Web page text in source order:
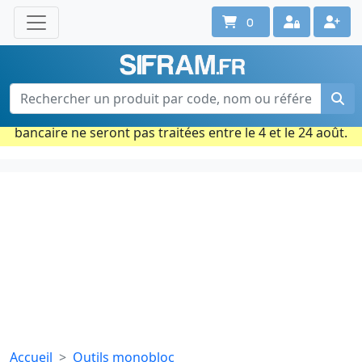
Une question ? Un conseil ?
Contactez-nous au 02 40 92 17 71
Ouvert du lun. au vend. de 08h à 18h
Période estivale : Les commandes prises par carte
bancaire ne seront pas traitées entre le 4 et le 24 août.
0
Accueil Outils monobloc